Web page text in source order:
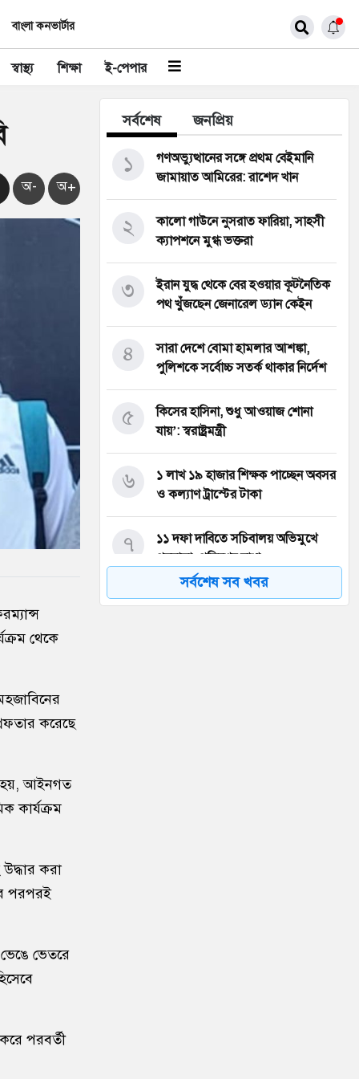
বাংলা কনভার্টার
স্বাস্থ্য শিক্ষা ই-পেপার
অ- অ+
থেকে
করেছে
হয়, আইনগত
কার্যক্রম
করা
পরপরই
ভেতরে
পরবর্তী
সর্বশেষ জনপ্রিয়
গণঅভ্যুত্থানের সঙ্গে প্রথম বেইমানি
জামায়াত আমিরের: রাশেদ খান
১
কালো গাউনে নুসরাত ফারিয়া, সাহসী
ক্যাপশনে মুগ্ধ ভক্তরা
২
ইরান যুদ্ধ থেকে বের হওয়ার কূটনৈতিক
পথ খুঁজছেন জেনারেল ড্যান কেইন
৩
সারা দেশে বোমা হামলার আশঙ্কা,
পুলিশকে সর্বোচ্চ সতর্ক থাকার নির্দেশ
৪
কিসের হাসিনা, শুধু আওয়াজ শোনা
যায়’: স্বরাষ্ট্রমন্ত্রী
৫
১ লাখ ১৯ হাজার শিক্ষক পাচ্ছেন অবসর
ও কল্যাণ ট্রাস্টের টাকা
৬
১১ দফা দাবিতে সচিবালয় অভিমুখে
পদযাত্রা, পুলিশের বাধা
৭
রাজশাহীর সব মা পাবেন ফ্যামিলি কার্ড:
৮
সর্বশেষ সব খবর